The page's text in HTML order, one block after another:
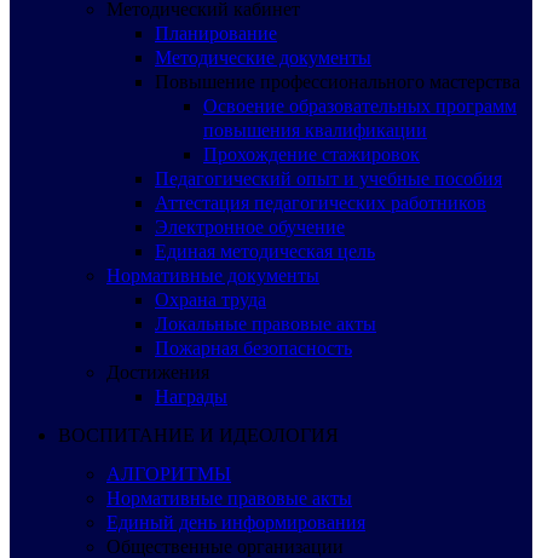
Методический кабинет
Планирование
Методические документы
Повышение профессионального мастерства
Освоение образовательных программ
повышения квалификации
Прохождение стажировок
Педагогический опыт и учебные пособия
Аттестация педагогических работников
Электронное обучение
Единая методическая цель
Нормативные документы
Охрана труда
Локальные правовые акты
Пожарная безопасность
Достижения
Награды
ВОСПИТАНИЕ И ИДЕОЛОГИЯ
АЛГОРИТМЫ
Нормативные правовые акты
Единый день информирования
Общественные организации